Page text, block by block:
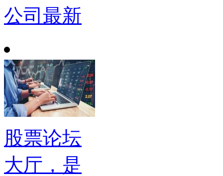
公司最新
股票论坛
大厅，是